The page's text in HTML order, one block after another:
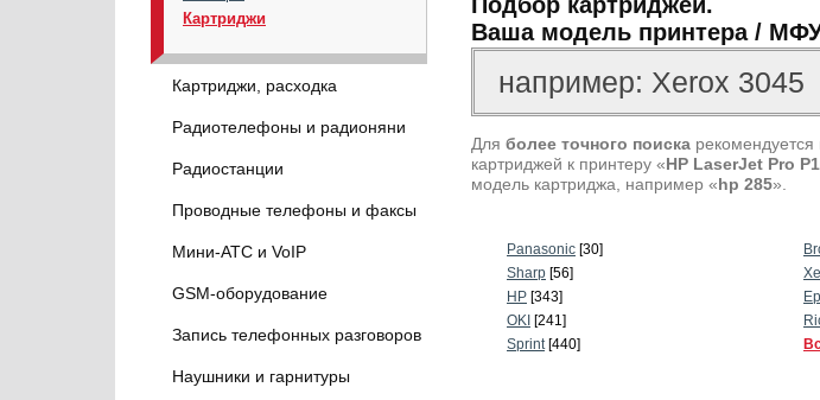
Картриджи
Картриджи, расходка
Радиотелефоны и радионяни
Радиостанции
Проводные телефоны и факсы
Мини-АТС и VoIP
GSM-оборудование
Запись телефонных разговоров
Наушники и гарнитуры
Ваша модель принтера /
Для более точного поиска рекомендуется
картриджей к принтеру «HP LaserJet Pro
модель картриджа, например «hp 285».
Panasonic [30]
Sharp [56]
HP [343]
OKI [241]
Sprint[440]